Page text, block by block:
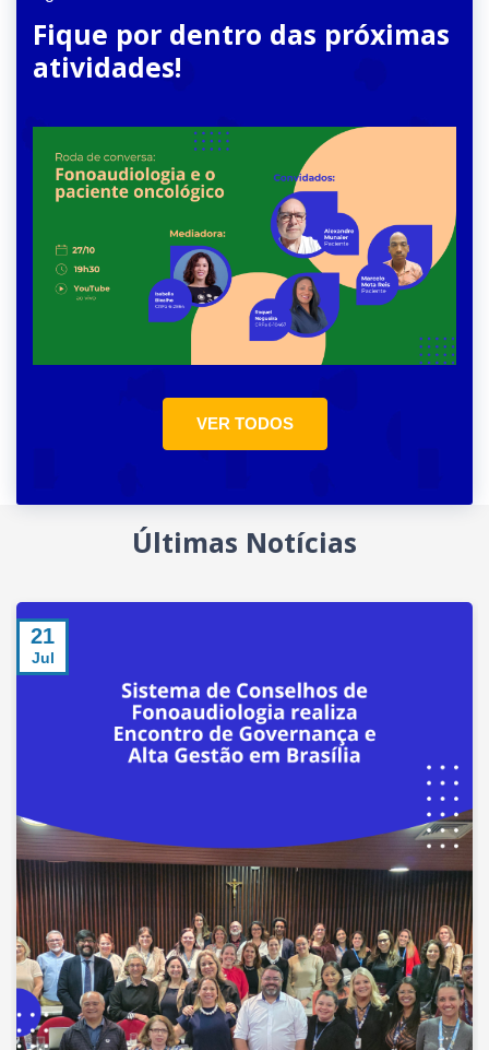
Fique por dentro das próximas
atividades!
VER TODOS
Últimas Notícias
21
Jul